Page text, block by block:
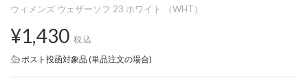
ウィメンズ ウェザーソフ 23 ホワイト （WHT）
¥1,430 税込
ポスト投函対象品 (単品注文の場合)